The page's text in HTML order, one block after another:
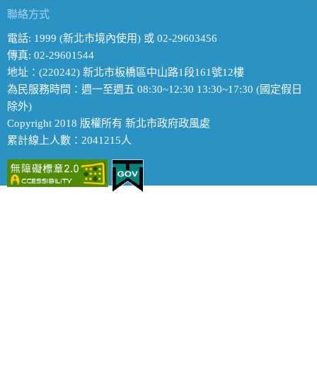
聯絡方式
電話: 1999 (新北市境內使用) 或 02-29603456
傳真: 02-29601544
地址：(220242) 新北市板橋區中山路1段161號12樓
為民服務時間：週一至週五 08:30~12:30 13:30~17:30 (國定假日
除外)
Copyright 2018 版權所有 新北市政府政風處
累計線上人數：2041215人